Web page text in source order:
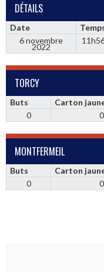
DÉTAILS
Date
6 novembre
2022
TORCY
Buts Carton
0
0
MONTFERMEIL
Buts Carton
0
0